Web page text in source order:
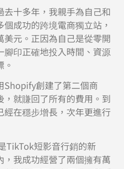
去十多年，我親手為自己和
成功的跨境電商獨立站，
元。正因為自己是從零開
腳印正確地投入時間、資源
Shopify創建了第二個商
，就賺回了所有的費用。到
經在穩步增長，次年更進行
TikTok短影音行銷的新
，我成功經營了兩個擁有萬